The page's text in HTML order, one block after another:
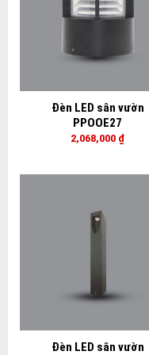
Đèn LED sân vườn
PPOOE27
2,068,000 ₫
Đèn LED sân vườn